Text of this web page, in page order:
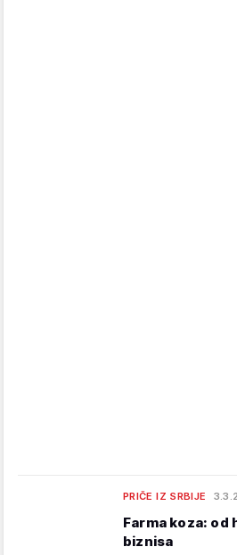
PRIČE IZ SRBIJE
Farma koza: od
biznisa